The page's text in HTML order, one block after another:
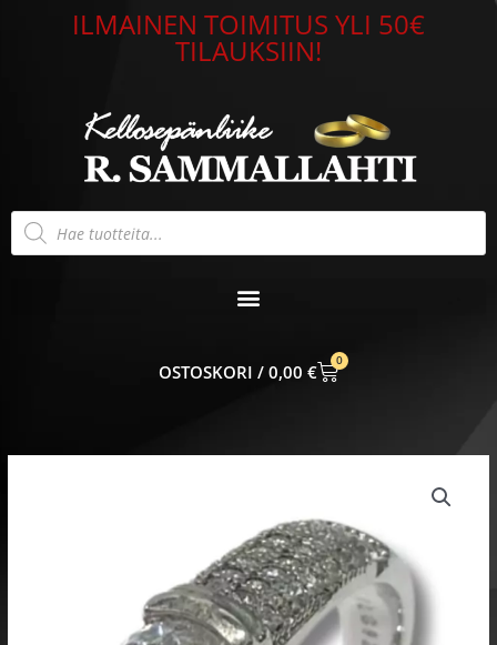
ILMAINEN TOIMITUS YLI 50€
TILAUKSIIN!
Products
search
0,00 €
0
CART